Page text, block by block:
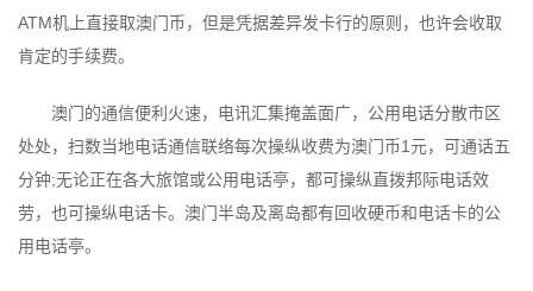
ATM机上直接取澳门币，但是凭据差异发卡行的原则，也许会收取
肯定的手续费。
澳门的通信便利火速，电讯汇集掩盖面广，公用电话分散市区
处处，扫数当地电话通信联络每次操纵收费为澳门币1元，可通话五
分钟;无论正在各大旅馆或公用电话亭，都可操纵直拨邦际电话效
劳，也可操纵电话卡。澳门半岛及离岛都有回收硬币和电话卡的公
用电话亭。